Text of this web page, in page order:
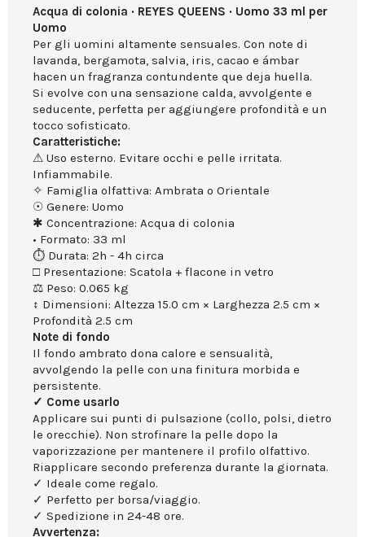
Acqua di colonia · REYES QUEENS · Uomo 33 ml per
Uomo
Per gli uomini altamente sensuales. Con note di
lavanda, bergamota, salvia, iris, cacao e ámbar
hacen un fragranza contundente que deja huella.
Si evolve con una sensazione calda, avvolgente e
seducente, perfetta per aggiungere profondità e un
tocco sofisticato.
Caratteristiche:
⚠ Uso esterno. Evitare occhi e pelle irritata.
Infiammabile.
✧ Famiglia olfattiva: Ambrata o Orientale
☉ Genere: Uomo
✱ Concentrazione: Acqua di colonia
• Formato: 33 ml
⏱ Durata: 2h - 4h circa
□ Presentazione: Scatola + flacone in vetro
⚖ Peso: 0.065 kg
↕ Dimensioni: Altezza 15.0 cm × Larghezza 2.5 cm ×
Profondità 2.5 cm
Note di fondo
Il fondo ambrato dona calore e sensualità,
avvolgendo la pelle con una finitura morbida e
persistente.
✓ Come usarlo
Applicare sui punti di pulsazione (collo, polsi, dietro
le orecchie). Non strofinare la pelle dopo la
vaporizzazione per mantenere il profilo olfattivo.
Riapplicare secondo preferenza durante la giornata.
✓ Ideale come regalo.
✓ Perfetto per borsa/viaggio.
✓ Spedizione in 24-48 ore.
Avvertenza: